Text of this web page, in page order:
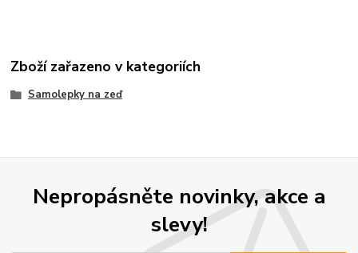
Zboží zařazeno v kategoriích
Samolepky na zeď
Nepropásněte novinky, akce a
slevy!